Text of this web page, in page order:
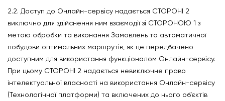
2.2. Доступ до Онлайн-сервісу надається СТОРОНІ 2
виключно для здійснення ним взаємодії зі СТОРОНОЮ 1 з
метою обробки та виконання Замовлень та автоматичної
побудови оптимальних маршрутів, як це передбачено
доступним для використання функціоналом Онлайн-сервісу.
При цьому СТОРОНІ 2 надається невиключне право
інтелектуальної власності на використання Онлайн-сервісу
(Технологічної платформи) та включених до нього об’єктів